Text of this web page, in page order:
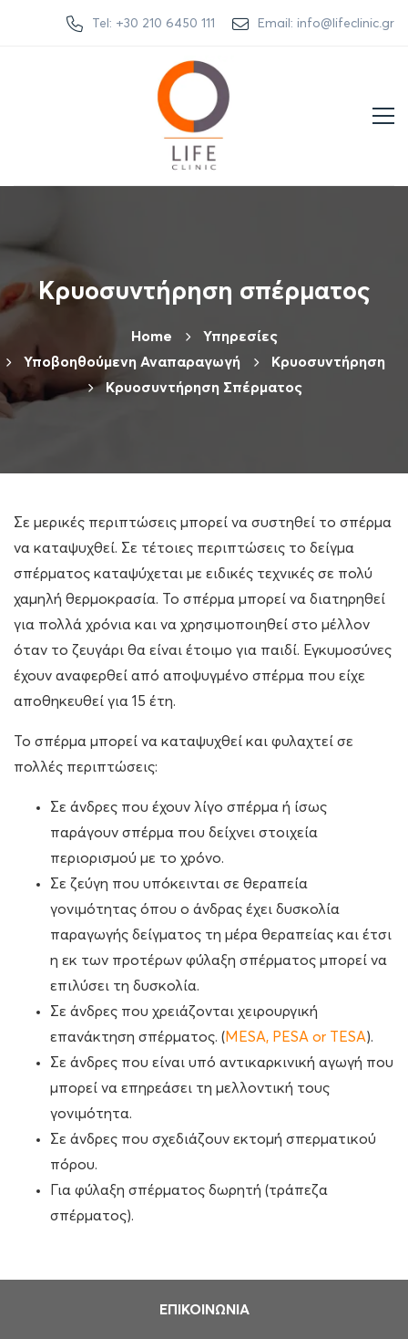
Tel: +30 210 6450 111 Email: info@lifeclinic.gr
Κρυοσυντήρηση σπέρματος
Home
Υπηρεσίες
Υποβοηθούμενη Αναπαραγωγή
Κρυοσυντήρηση
Κρυοσυντήρηση Σπέρματος
Σε μερικές περιπτώσεις μπορεί να συστηθεί το σπέρμα
να καταψυχθεί. Σε τέτοιες περιπτώσεις το δείγμα
σπέρματος καταψύχεται με ειδικές τεχνικές σε πολύ
χαμηλή θερμοκρασία. Το σπέρμα μπορεί να διατηρηθεί
για πολλά χρόνια και να χρησιμοποιηθεί στο μέλλον
όταν το ζευγάρι θα είναι έτοιμο για παιδί. Εγκυμοσύνες
έχουν αναφερθεί από αποψυγμένο σπέρμα που είχε
αποθηκευθεί για 15 έτη.
Το σπέρμα μπορεί να καταψυχθεί και φυλαχτεί σε
πολλές περιπτώσεις:
Σε άνδρες που έχουν λίγο σπέρμα ή ίσως
παράγουν σπέρμα που δείχνει στοιχεία
περιορισμού με το χρόνο.
Σε ζεύγη που υπόκεινται σε θεραπεία
γονιμότητας όπου ο άνδρας έχει δυσκολία
παραγωγής δείγματος τη μέρα θεραπείας και έτσι
η εκ των προτέρων φύλαξη σπέρματος μπορεί να
επιλύσει τη δυσκολία.
Σε άνδρες που χρειάζονται χειρουργική
επανάκτηση σπέρματος. (MESA, PESA or TESA).
Σε άνδρες που είναι υπό αντικαρκινική αγωγή που
μπορεί να επηρεάσει τη μελλοντική τους
γονιμότητα.
Σε άνδρες που σχεδιάζουν εκτομή σπερματικού
πόρου.
Για φύλαξη σπέρματος δωρητή (τράπεζα
σπέρματος).
ΕΠΙΚΟΙΝΩΝΙΑ